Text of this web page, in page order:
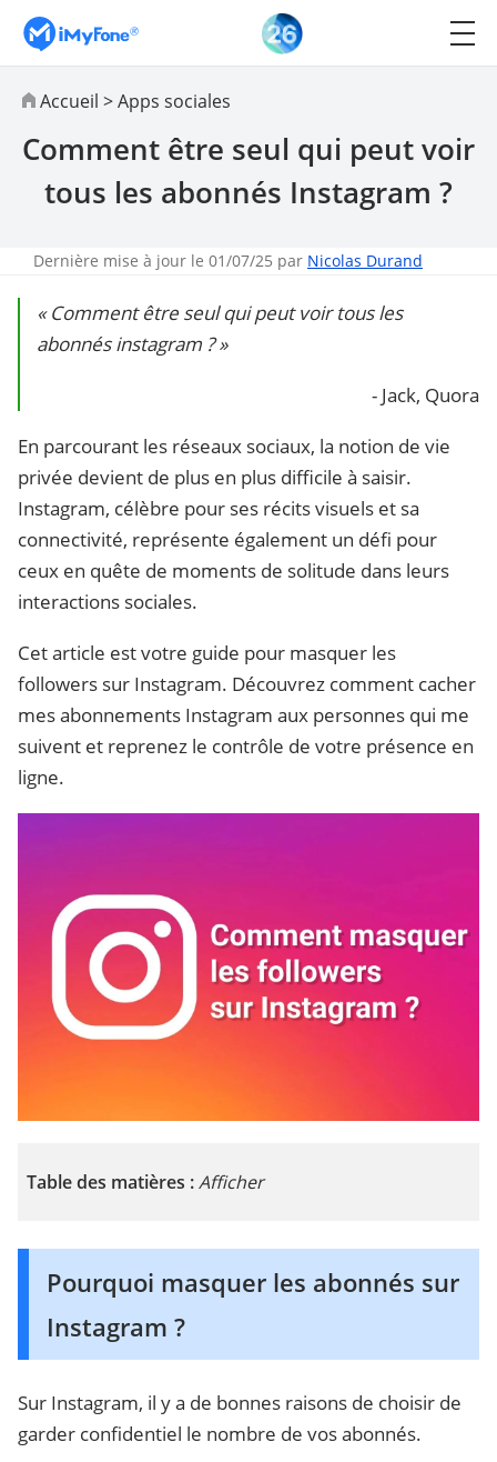
Accueil >Apps sociales
Comment être seul qui peut voir
tous les abonnés Instagram ?
Dernière mise à jour le 01/07/25 par Nicolas Durand
« Comment être seul qui peut voir tous les
abonnés instagram ? »
- Jack, Quora
En parcourant les réseaux sociaux, la notion de vie
privée devient de plus en plus difficile à saisir.
Instagram, célèbre pour ses récits visuels et sa
connectivité, représente également un défi pour
ceux en quête de moments de solitude dans leurs
interactions sociales.
Cet article est votre guide pour masquer les
followers sur Instagram. Découvrez comment cacher
mes abonnements Instagram aux personnes qui me
suivent et reprenez le contrôle de votre présence en
ligne.
Table des matières :Afficher
Pourquoi masquer les abonnés sur
Instagram ?
Sur Instagram, il y a de bonnes raisons de choisir de
garder confidentiel le nombre de vos abonnés.